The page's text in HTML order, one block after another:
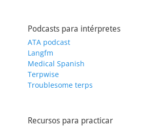
Podcasts para intérpretes
ATA podcast
Langfm
Medical Spanish
Terpwise
Troublesome terps
Recursos para practicar